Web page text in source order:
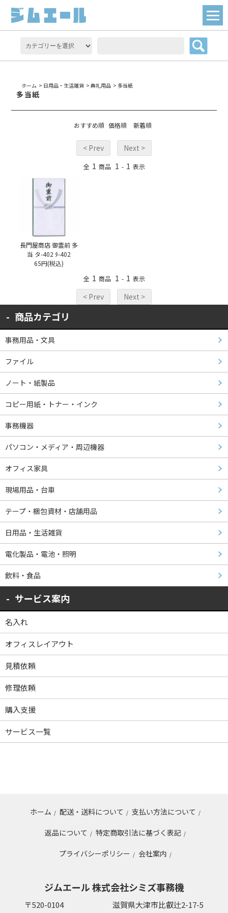
ホーム > 日用品・生活雑貨 >典礼用品 >多当紙
多当紙
おすすめ順 価格順 新着順
< Prev Next >
全 1 商品 1 - 1 表示
長門屋商店 御霊前 多
当 タ-402 ﾀ-402
65円(税込)
全 1 商品 1 - 1 表示
< Prev Next >
商品カテゴリ
事務用品・文具
ファイル
ノート・紙製品
コピー用紙・トナー・インク
事務機器
パソコン・メディア・周辺機器
オフィス家具
現場用品・台車
テープ・梱包資材・店舗用品
日用品・生活雑貨
電化製品・電池・照明
飲料・食品
サービス案内
名入れ
オフィスレイアウト
見積依頼
修理依頼
購入支援
サービス一覧
ホーム / 配送・送料について / 支払い方法について /
返品について / 特定商取引法に基づく表記 /
プライバシーポリシー / 会社案内 /
ジムエール 株式会社シミズ事務機
〒520-0104 滋賀県大津市比叡辻2-17-5